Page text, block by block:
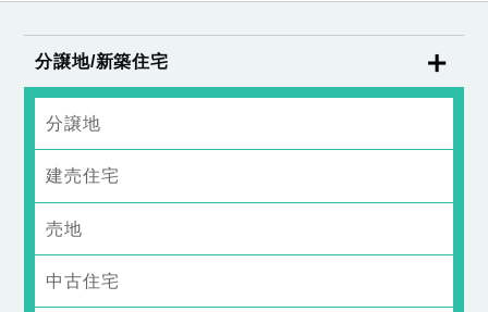
分譲地/新築住宅
分譲地
建売住宅
売地
中古住宅